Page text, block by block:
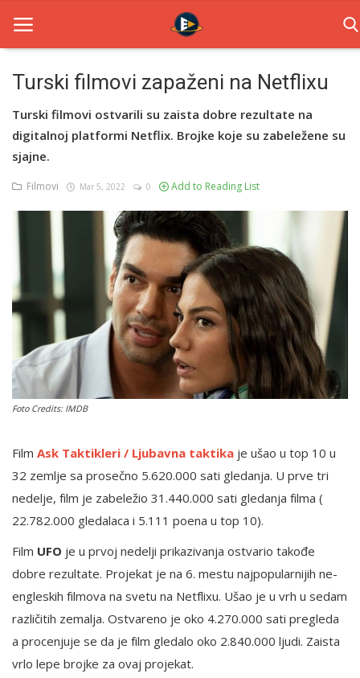
Home
Novosti
TV Serije
Filmovi
Glumci
Contact
Login
Register
English
Turski filmovi zapaženi na Netflixu
Turski filmovi ostvarili su zaista dobre rezultate na
digitalnoj platformi Netflix. Brojke koje su zabeležene su
sjajne.
Filmovi Mar 5, 2022 0 Add to Reading List
Foto Credits: IMDB
Film Ask Taktikleri / Ljubavna taktika je ušao u top 10 u
32 zemlje sa prosečno 5.620.000 sati gledanja. U prve tri
nedelje, film je zabeležio 31.440.000 sati gledanja filma (
22.782.000 gledalaca i 5.111 poena u top 10).
Film UFO je u prvoj nedelji prikazivanja ostvario takođe
dobre rezultate. Projekat je na 6. mestu najpopularnijih ne-
engleskih filmova na svetu na Netflixu. Ušao je u vrh u sedam
različitih zemalja. Ostvareno je oko 4.270.000 sati pregleda
a procenjuje se da je film gledalo oko 2.840.000 ljudi. Zaista
vrlo lepe brojke za ovaj projekat.